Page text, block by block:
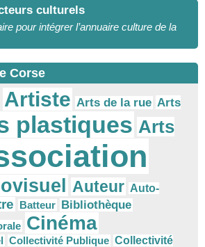
culturels
pour intégrer l’annuaire culture de la
Corse
Artiste Arts de la rue Arts
plastiques Arts
Auteur Auto-
Batteur Bibliothèque
Cinéma
Collectivité Publique Collectivité